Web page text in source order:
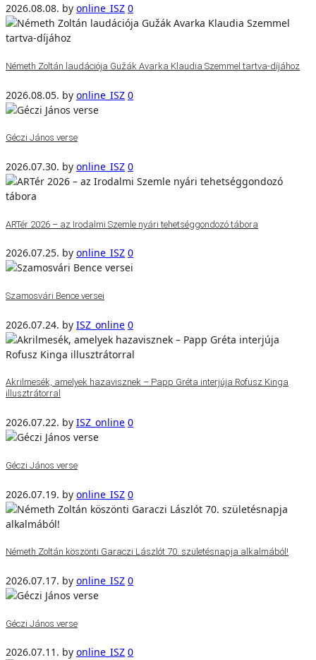
2026.08.08. by online_ISZ 0
Németh Zoltán laudációja Gužák Avarka Klaudia Szemmel tartva-díjához
2026.08.05. by online_ISZ 0
Géczi János verse
2026.07.30. by online_ISZ 0
ARTér 2026 – az Irodalmi Szemle nyári tehetséggondozó tábora
2026.07.25. by online_ISZ 0
Szamosvári Bence versei
2026.07.24. by ISZ_online 0
Akrilmesék, amelyek hazavisznek – Papp Gréta interjúja Rofusz Kinga
illusztrátorral
2026.07.22. by ISZ_online 0
Géczi János verse
2026.07.19. by online_ISZ 0
Németh Zoltán köszönti Garaczi Lászlót 70. születésnapja alkalmából!
2026.07.17. by online_ISZ 0
Géczi János verse
2026.07.11. by online_ISZ 0